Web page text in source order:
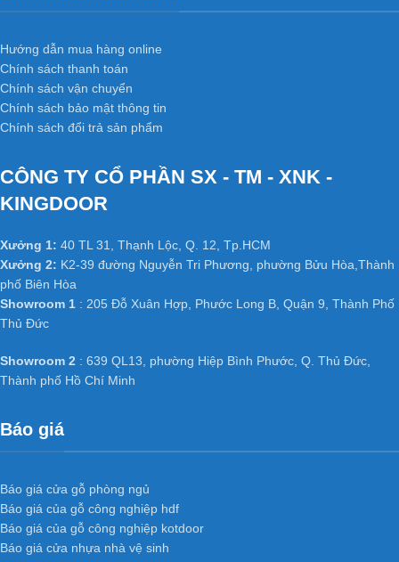
Hướng dẫn mua hàng online
Chính sách thanh toán
Chính sách vận chuyển
Chính sách bảo mật thông tin
Chính sách đổi trả sản phẩm
CÔNG TY CỔ PHẦN SX - TM - XNK -
KINGDOOR
Xưởng 1: 40 TL 31, Thạnh Lộc, Q. 12, Tp.HCM
Xưởng 2: K2-39 đường Nguyễn Tri Phương, phường Bửu Hòa,Thành
phố Biên Hòa
Showroom 1 : 205 Đỗ Xuân Hợp, Phước Long B, Quận 9, Thành Phố
Thủ Đức
Showroom 2 : 639 QL13, phường Hiệp Bình Phước, Q. Thủ Đức,
Thành phố Hồ Chí Minh
Báo giá
Báo giá cửa gỗ phòng ngủ
Báo giá của gỗ công nghiệp hdf
Báo giá của gỗ công nghiệp kotdoor
Báo giá cửa nhựa nhà vệ sinh